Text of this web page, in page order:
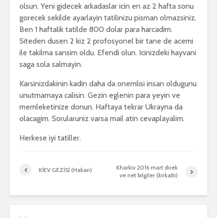
olsun. Yeni gidecek arkadaslar icin en az 2 hafta sonu
gorecek sekilde ayarlayin tatilinizu pisman olmazsiniz.
Ben 1 haftalik tatilde 800 dolar para harcadim.
Siteden dusen 2 kiz 2 profosyonel bir tane de acemi
ile takilma sansim oldu. Efendi olun. Icinizdeki hayvani
saga sola salmayin.
Karsinizdakinin kadin daha da onemlisi insan oldugunu
unutmamaya calisin. Gezin eglenin para yeyin ve
memleketinize donun. Haftaya tekrar Ukrayna da
olacagim. Sorularuniz varsa mail atin cevaplayalim.
Herkese iyi tatiller.
KİEV GEZİSİ (Hakan)
Kharkiv 2016 mart direk
ve net bilgiler (kirkalti)